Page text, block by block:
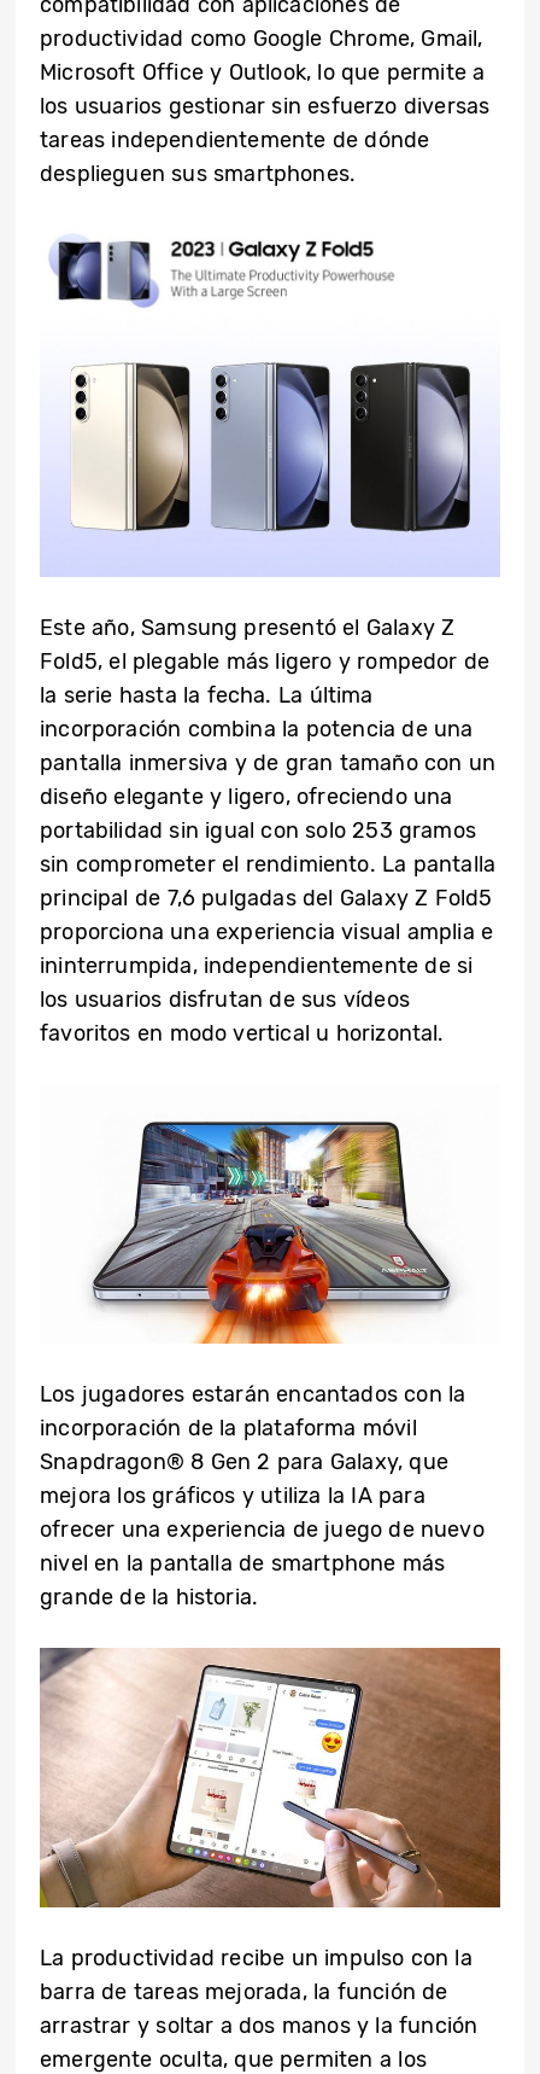
productividad como Google Chrome, Gmail,
Microsoft Office y Outlook, lo que permite a
los usuarios gestionar sin esfuerzo diversas
tareas independientemente de dónde
desplieguen sus smartphones.
Este año, Samsung presentó el Galaxy Z
Fold5, el plegable más ligero y rompedor de
la serie hasta la fecha. La última
incorporación combina la potencia de una
pantalla inmersiva y de gran tamaño con un
diseño elegante y ligero, ofreciendo una
portabilidad sin igual con solo 253 gramos
sin comprometer el rendimiento. La pantalla
principal de 7,6 pulgadas del Galaxy Z Fold5
proporciona una experiencia visual amplia e
ininterrumpida, independientemente de si
los usuarios disfrutan de sus vídeos
favoritos en modo vertical u horizontal.
Los jugadores estarán encantados con la
incorporación de la plataforma móvil
Snapdragon® 8 Gen 2 para Galaxy, que
mejora los gráficos y utiliza la IA para
ofrecer una experiencia de juego de nuevo
nivel en la pantalla de smartphone más
grande de la historia.
La productividad recibe un impulso con la
barra de tareas mejorada, la función de
arrastrar y soltar a dos manos y la función
emergente oculta, que permiten a los